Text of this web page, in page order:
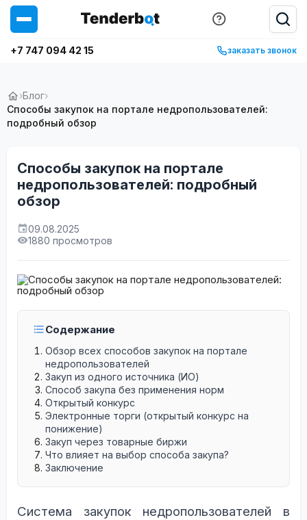
+7 747 094 42 15 заказать звонок
›Блог›
Способы закупок на портале недропользователей:
подробный обзор
Способы закупок на портале
недропользователей: подробный
обзор
09.08.2025
1880 просмотров
Содержание
Обзор всех способов закупок на портале
недропользователей
Закуп из одного источника (ИО)
Способ закупа без применения норм
Открытый конкурс
Электронные торги (открытый конкурс на
понижение)
Закуп через товарные биржи
Что влияет на выбор способа закупа?
Заключение
Система закупок недропользователей в